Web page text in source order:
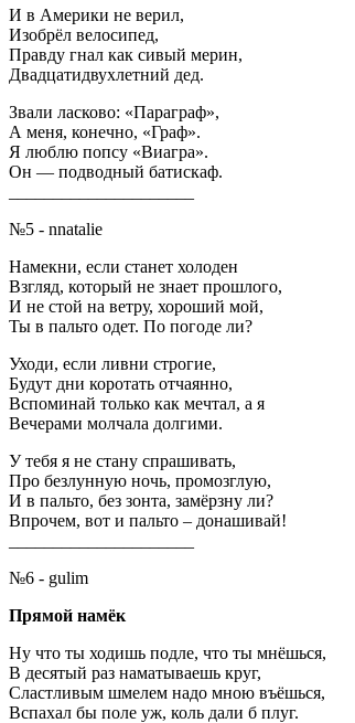
И в Америки не верил,
Изобрёл велосипед,
Правду гнал как сивый мерин,
Двадцатидвухлетний дед.
Звали ласково: «Параграф»,
А меня, конечно, «Граф».
Я люблю попсу «Виагра».
Он — подводный батискаф.
№5 - nnatalie
Намекни, если станет холоден
Взгляд, который не знает прошлого,
И не стой на ветру, хороший мой,
Ты в пальто одет. По погоде ли?
Уходи, если ливни строгие,
Будут дни коротать отчаянно,
Вспоминай только как мечтал, а я
Вечерами молчала долгими.
У тебя я не стану спрашивать,
Про безлунную ночь, промозглую,
И в пальто, без зонта, замёрзну ли?
Впрочем, вот и пальто – донашивай!
№6 - gulim
Прямой намёк
Ну что ты ходишь подле, что ты мнёшься,
В десятый раз наматываешь круг,
Сластливым шмелем надо мною въёшься,
Вспахал бы поле уж, коль дали б плуг.